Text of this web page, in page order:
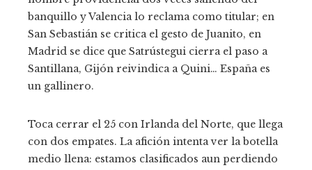
banquillo y Valencia lo reclama como titular; en
San Sebastián se critica el gesto de Juanito, en
Madrid se dice que Satrústegui cierra el paso a
Santillana, Gijón reivindica a Quini… España es
un gallinero.
Toca cerrar el 25 con Irlanda del Norte, que llega
con dos empates. La afición intenta ver la botella
medio llena: estamos clasificados aun perdiendo